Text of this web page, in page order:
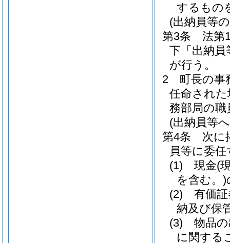
するもの
(出納員等
第3条
法第
下「出納員
が行う。
2
町長の事
任命され
務部局の
(出納員等
第4条
次に
員等に委
(1)
現金(
を含む。)
(2)
有価
納及び保
(3)
物品
に関する